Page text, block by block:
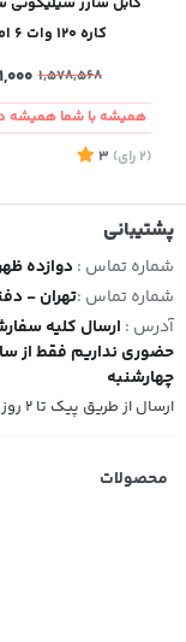
کاره 120 وات 6 امپر
1,578,568
همیشه با شما همیشه
(2 رای)
3
پشتیبانی
شماره تماس :
شماره تماس :تهران -
آدرس : ارسال کلیه
حضوری نداریم فقط از
چهارشنبه
ارسال از طریق پیک تا ۲ روز بعد کاری
محصولات